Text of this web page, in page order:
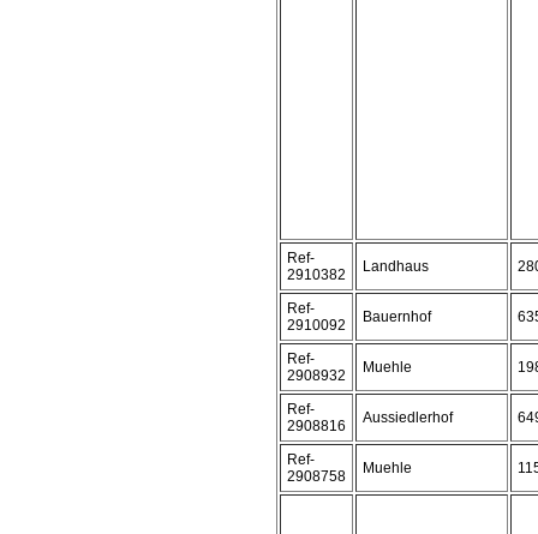
Ref-
2910382
Landhaus
Ref-
2910092
Bauernhof
Ref-
2908932
Muehle
Ref-
2908816
Aussiedlerhof
Ref-
2908758
Muehle